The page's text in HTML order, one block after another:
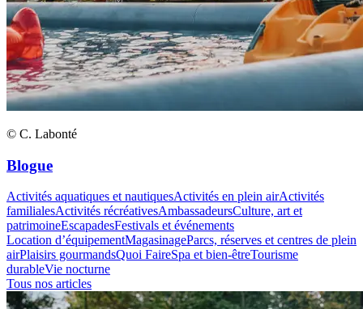
© C. Labonté
Blogue
Activités aquatiques et nautiquesActivités en plein airActivités
familialesActivités récréativesAmbassadeursCulture, art et
patrimoineEscapadesFestivals et événements
Location d’équipementMagasinageParcs, réserves et centres de plein
airPlaisirs gourmandsQuoi FaireSpa et bien-êtreTourisme
durableVie nocturne
Tous nos articles